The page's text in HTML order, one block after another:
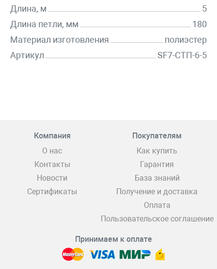
Длина, м
5
Длина петли, мм
180
Материал изготовления
полиэстер
Артикул
SF7-СТП-6-5
Компания
О нас
Контакты
Новости
Сертификаты
Покупателям
Как купить
Гарантия
База знаний
Получение и доставка
Оплата
Пользовательское соглашение
Принимаем к оплате